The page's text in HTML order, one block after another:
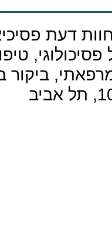
דעת
ביקור